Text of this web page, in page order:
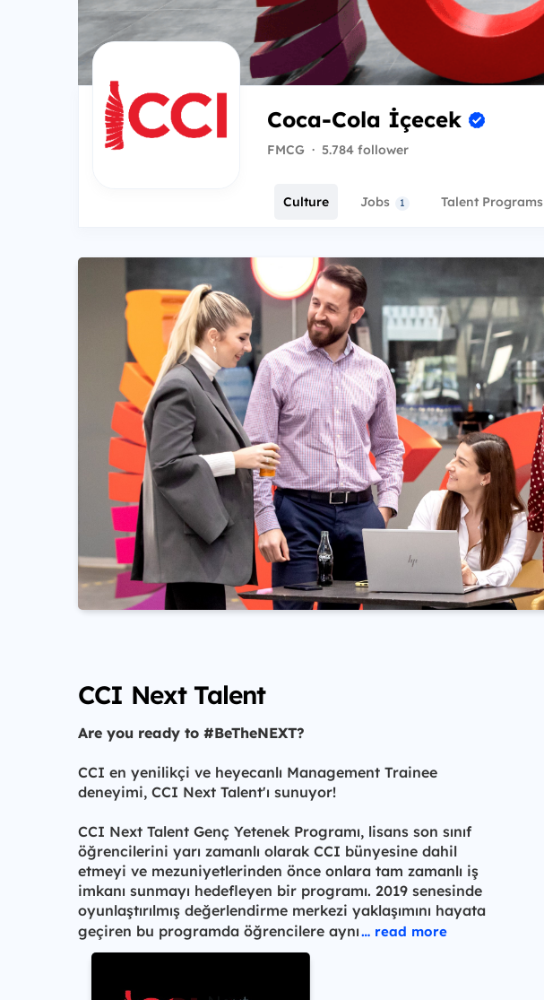
Coca-Cola İçecek
FMCG · 5.784 follower
Culture Jobs 1 Talent Programs
CCI Next Talent
Are you ready to #BeTheNEXT?
CCI en yenilikçi ve heyecanlı Management Trainee
deneyimi, CCI Next Talent'ı sunuyor!
CCI Next Talent Genç Yetenek Programı, lisans son sınıf
öğrencilerini yarı zamanlı olarak CCI bünyesine dahil
etmeyi ve mezuniyetlerinden önce onlara tam zamanlı iş
imkanı sunmayı hedefleyen bir programı. 2019 senesinde
oyunlaştırılmış değerlendirme merkezi yaklaşımını hayata
geçiren bu programda öğrencilere aynı… read more